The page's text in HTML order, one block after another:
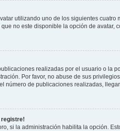
utilizando uno de los siguientes
no este disponible la opción de avatar,
realizadas por el usuario o la
Por favor, no abuse de sus
número de publicaciones realizadas,
registre!
si la administración habilita la opción.